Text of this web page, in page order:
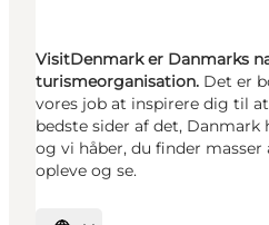
VisitDenmark er Danmarks
turismeorganisation. Det er
vores job at inspirere dig til
bedste sider af det, Danmark
og vi håber, du finder masser
opleve og se.